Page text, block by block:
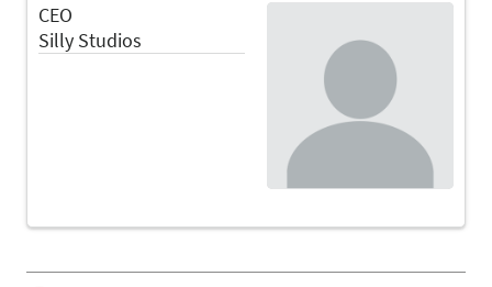
CEO
Silly Studios